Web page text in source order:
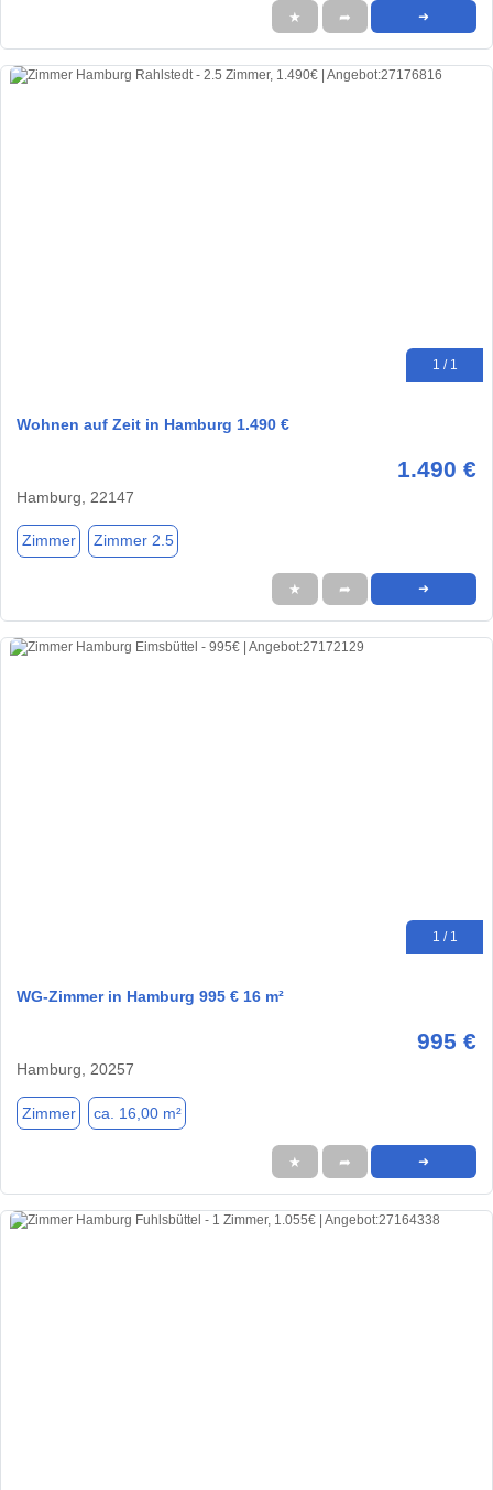
★ ➦ ➜
1 / 1
Wohnen auf Zeit in Hamburg 1.490 €
1.490 €
Hamburg, 22147
Zimmer Zimmer 2.5
★ ➦ ➜
1 / 1
WG-Zimmer in Hamburg 995 € 16 m²
995 €
Hamburg, 20257
Zimmer ca. 16,00 m²
★ ➦ ➜